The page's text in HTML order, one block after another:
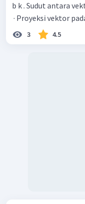
b k . Sudut antara
· Proyeksi vektor
3 4.5